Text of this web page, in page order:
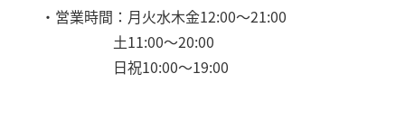
・営業時間：月火水木金12:00〜21:00
土11:00〜20:00
日祝10:00〜19:00